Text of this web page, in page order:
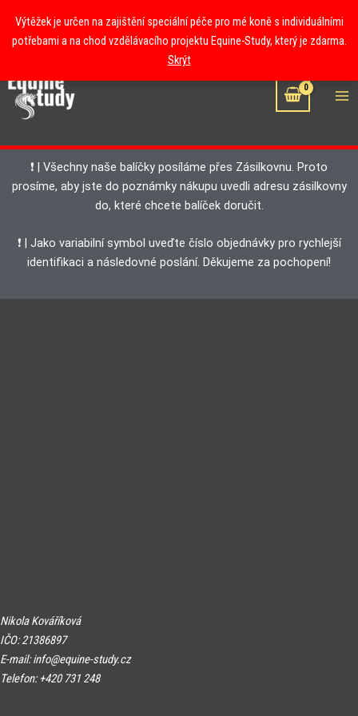
Výtěžek je určen na zajištění speciální péče pro mé koně s individuálními
potřebami a na chod vzdělávacího projektu Equine-Study, který je zdarma.
Skrýt
obsah
❗ | Všechny naše balíčky posíláme přes Zásilkovnu. Proto
prosíme, aby jste do poznámky nákupu uvedli adresu zásilkovny
do, které chcete balíček doručit.
❗ | Jako variabilní symbol uveďte číslo objednávky pro rychlejší
identifikaci a následovné poslání. Děkujeme za pochopení!
Nikola Kováříková
IČO: 21386897
E-mail:info@equine-study.cz
Telefon: +420 731 248